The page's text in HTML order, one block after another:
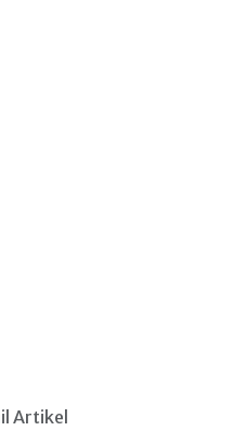
Artikel